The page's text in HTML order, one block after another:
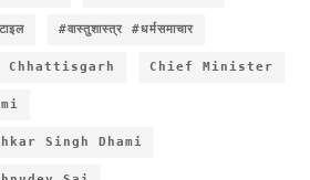
#वास्तुशास्त्र #धर्मसमाचार
Chhattisgarh Chief Minister
Singh Dhami